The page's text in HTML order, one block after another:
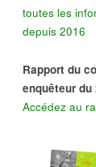
toutes les
depuis 2016
Rapport du
enquêteur
Accédez au